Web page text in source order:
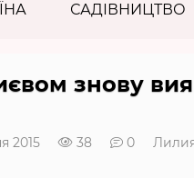
САДІВНИЦТВО
знову
2015 38 0